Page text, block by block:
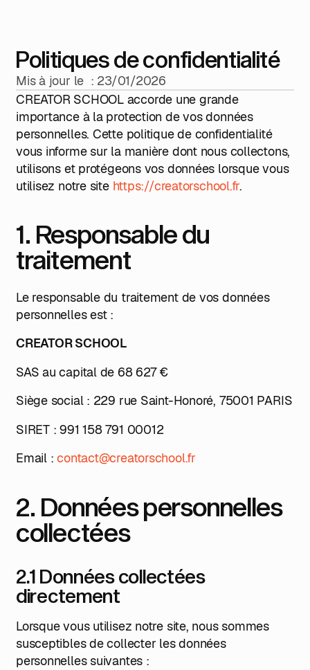
Politiques de confidentialité
Mis à jour le : 23/01/2026
CREATOR SCHOOL accorde une grande
importance à la protection de vos données
personnelles. Cette politique de confidentialité
vous informe sur la manière dont nous collectons,
utilisons et protégeons vos données lorsque vous
utilisez notre site https://creatorschool.fr.
1. Responsable du
traitement
Le responsable du traitement de vos données
personnelles est :
CREATOR SCHOOL
SAS au capital de 68 627 €
Siège social : 229 rue Saint-Honoré, 75001 PARIS
SIRET : 991 158 791 00012
Email :contact@creatorschool.fr
2. Données personnelles
collectées
2.1 Données collectées
directement
Lorsque vous utilisez notre site, nous sommes
susceptibles de collecter les données
personnelles suivantes :